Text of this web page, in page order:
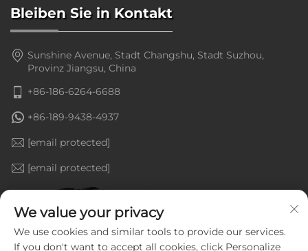
Bleiben Sie in Kontakt
Sunshine Avenue, Stadt Changshu, Stadt Suzhou,
Provinz Jiangsu, China
+86-186-6264-6688
+86-189-9438-4937
[email protected]
[email protected]
We value your privacy
We use cookies and similar tools to provide our services.
If you don't want to accept all cookies, click Personalize